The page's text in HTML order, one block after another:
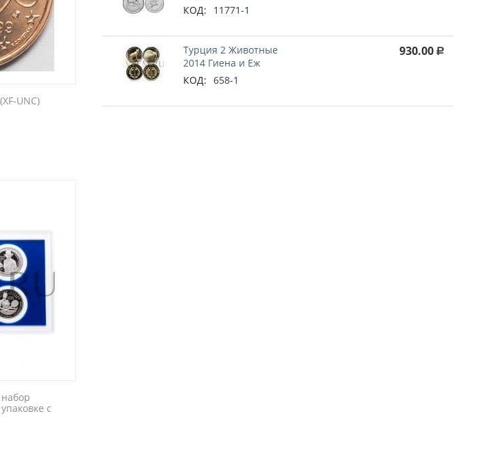
UNC)
с
КОД:
11771-1
Турция 2 Животные
2014 Гиена и Еж
КОД: 658-1
930.00 Р